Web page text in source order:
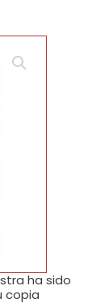
ha sido
copia